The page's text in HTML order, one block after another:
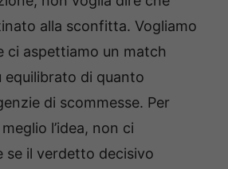
alla sconfitta. Vogliamo
ci aspettiamo un match
equilibrato di quanto
di scommesse. Per
l’idea, non ci
se il verdetto decisivo